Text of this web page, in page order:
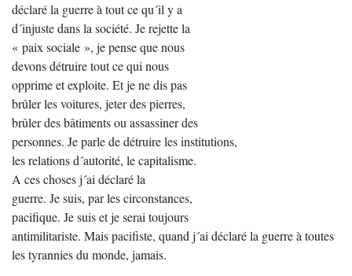
déclaré la guerre à tout ce qu´il y a
d´injuste dans la société. Je rejette la
« paix sociale », je pense que nous
devons détruire tout ce qui nous
opprime et exploite. Et je ne dis pas
brûler les voitures, jeter des pierres,
brûler des bâtiments ou assassiner des
personnes. Je parle de détruire les institutions,
les relations d´autorité, le capitalisme.
A ces choses j´ai déclaré la
guerre. Je suis, par les circonstances,
pacifique. Je suis et je serai toujours
antimilitariste. Mais pacifiste, quand j´ai déclaré la guerre à toutes
les tyrannies du monde, jamais.